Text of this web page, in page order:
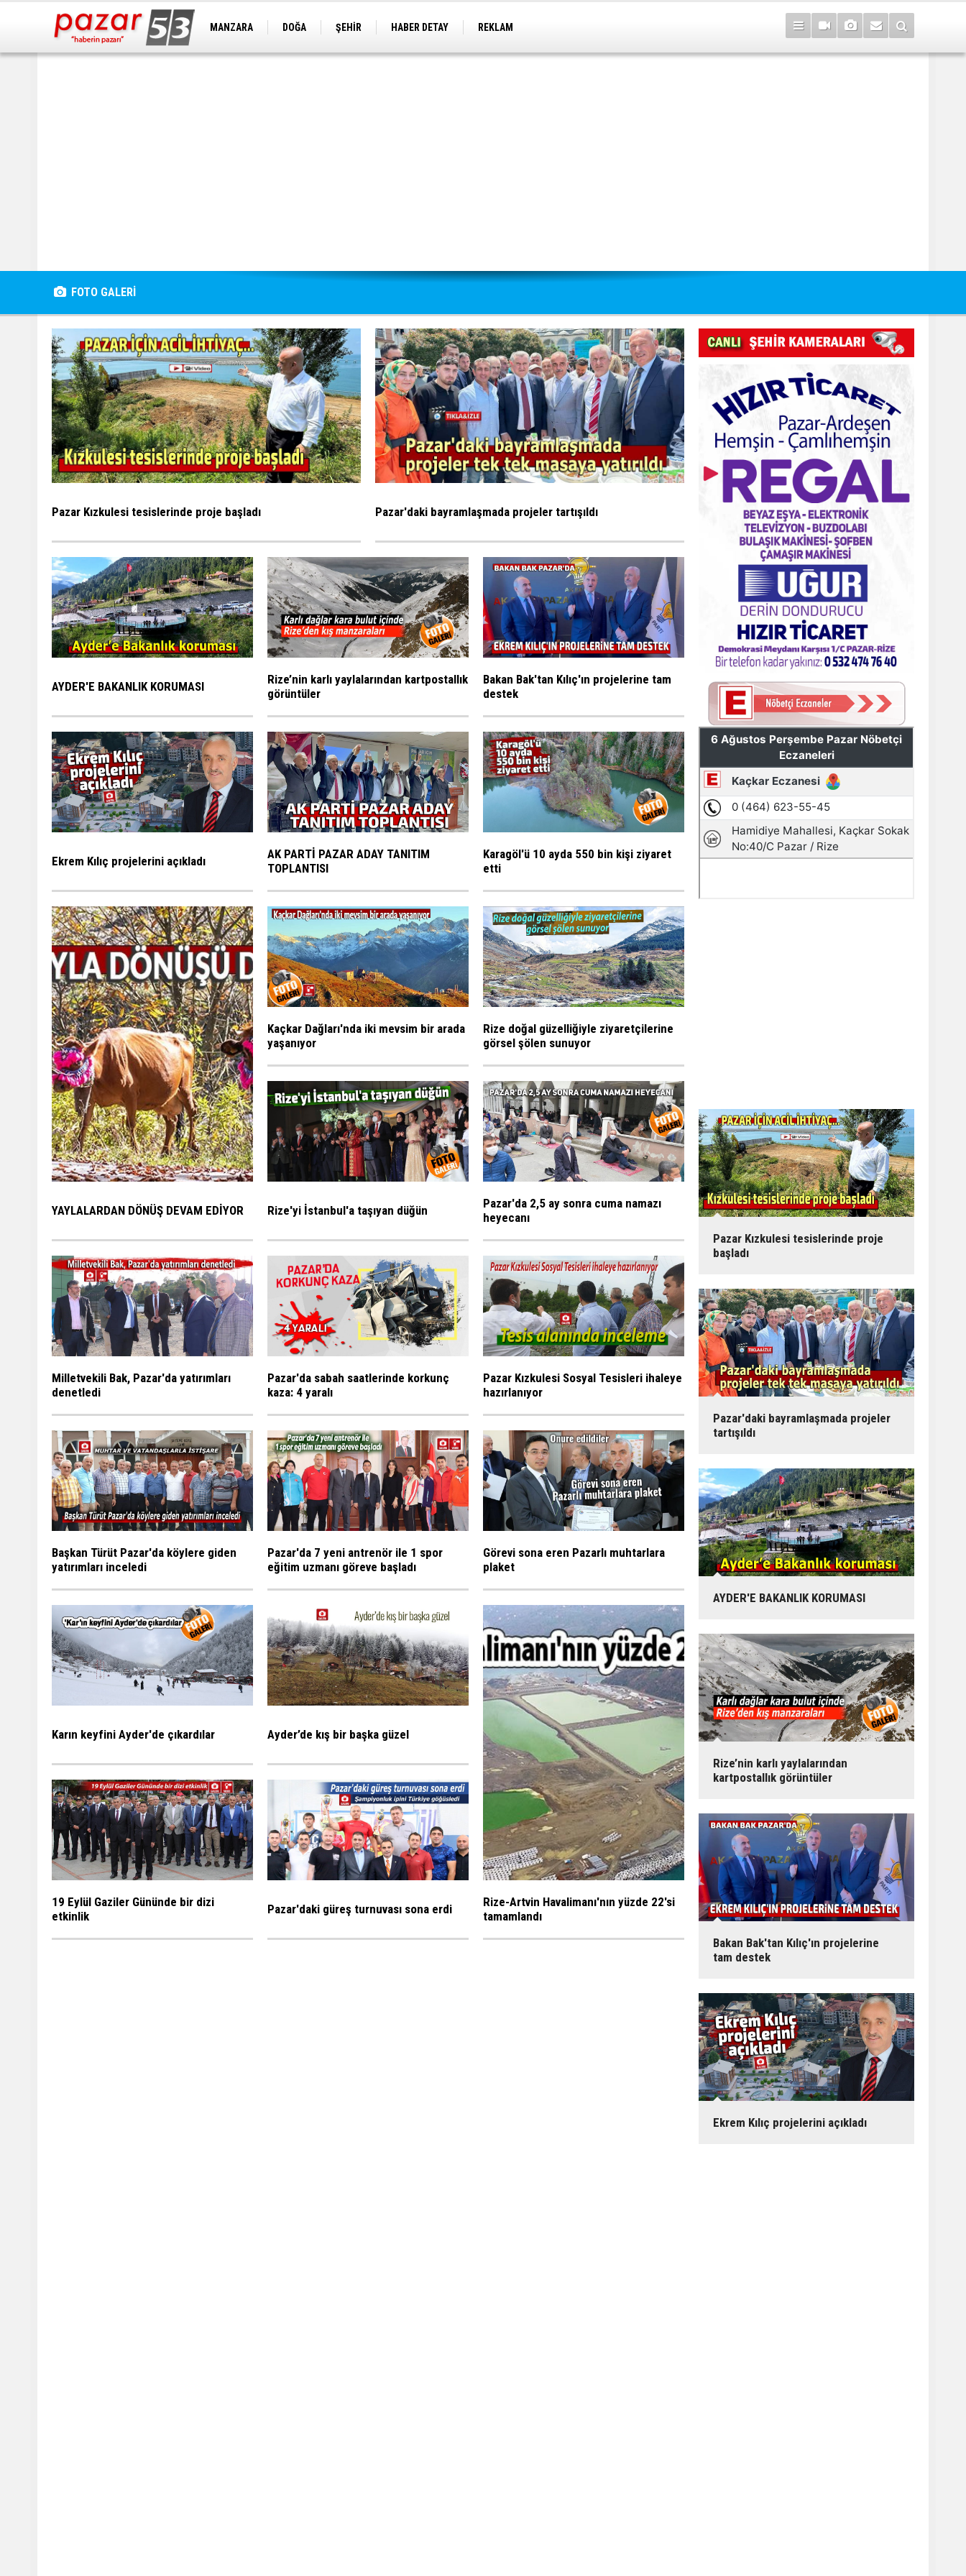
MANZARA DOĞA ŞEHİR HABER DETAY REKLAM
FOTO GALERİ
Pazar Kızkulesi tesislerinde proje başladı Pazar'daki bayramlaşmada projeler tartışıldı
AYDER'E BAKANLIK KORUMASI
Rize’nin karlı yaylalarından kartpostallık
görüntüler
Bakan Bak'tan Kılıç'ın projelerine tam
destek
Ekrem Kılıç projelerini açıkladı
AK PARTİ PAZAR ADAY TANITIM
TOPLANTISI
Karagöl'ü 10 ayda 550 bin kişi ziyaret
etti
YAYLALARDAN DÖNÜŞ DEVAM EDİYOR
Kaçkar Dağları'nda iki mevsim bir arada
yaşanıyor
Rize doğal güzelliğiyle ziyaretçilerine
görsel şölen sunuyor
Rize'yi İstanbul'a taşıyan düğün
Pazar'da 2,5 ay sonra cuma namazı
heyecanı
Milletvekili Bak, Pazar'da yatırımları
denetledi
Pazar'da sabah saatlerinde korkunç
kaza: 4 yaralı
Pazar Kızkulesi Sosyal Tesisleri ihaleye
hazırlanıyor
Başkan Türüt Pazar'da köylere giden
yatırımları inceledi
Pazar'da 7 yeni antrenör ile 1 spor
eğitim uzmanı göreve başladı
Görevi sona eren Pazarlı muhtarlara
plaket
Rize-Artvin Havalimanı'nın yüzde 22'si
tamamlandı
Karın keyfini Ayder'de çıkardılar Ayder’de kış bir başka güzel
19 Eylül Gaziler Gününde bir dizi
etkinlik
Pazar'daki güreş turnuvası sona erdi
Pazar Kızkulesi tesislerinde proje
başladı
Pazar'daki bayramlaşmada projeler
tartışıldı
AYDER'E BAKANLIK KORUMASI
Rize’nin karlı yaylalarından
kartpostallık görüntüler
Bakan Bak'tan Kılıç'ın projelerine
tam destek
Ekrem Kılıç projelerini açıkladı